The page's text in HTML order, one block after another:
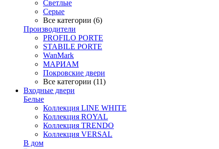
Светлые
Серые
Все категории (6)
Производители
PROFILO PORTE
STABILE PORTE
WanMark
МАРИАМ
Покровские двери
Все категории (11)
Входные двери
Белые
Коллекция LINE WHITE
Коллекция ROYAL
Коллекция TRENDO
Коллекция VERSAL
В дом